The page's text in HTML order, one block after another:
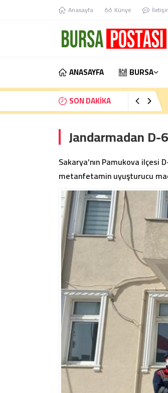
Anasayfa Künye
ANASAYFA BURSA
SON DAKİKA
Jandarmadan
Sakarya’nın Pamukova
metanfetamin uyuşturucu